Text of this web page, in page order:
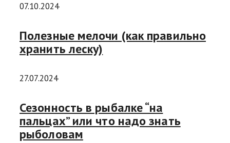
07.10.2024
Полезные мелочи (как правильно
хранить леску)
27.07.2024
Сезонность в рыбалке “на
пальцах” или что надо знать
рыболовам